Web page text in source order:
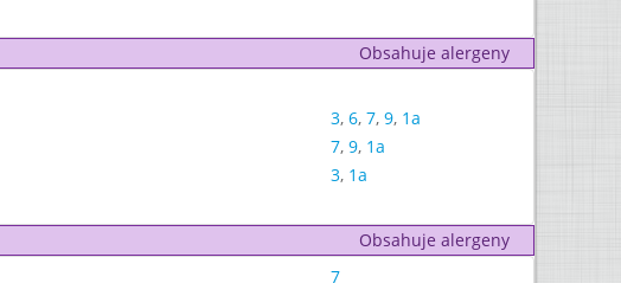
Obsahuje alergeny
3, 6, 7, 9, 1a
7, 9, 1a
3, 1a
Obsahuje alergeny
7